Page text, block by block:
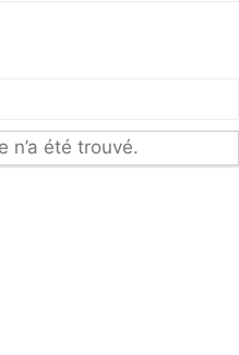
n’a été trouvé.